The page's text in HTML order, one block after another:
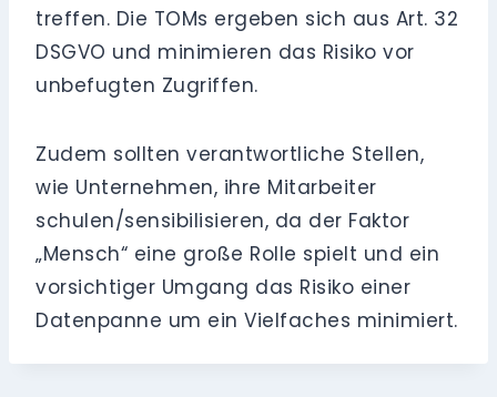
treffen. Die TOMs ergeben sich aus Art. 32
DSGVO und minimieren das Risiko vor
unbefugten Zugriffen.
Zudem sollten verantwortliche Stellen,
wie Unternehmen, ihre Mitarbeiter
schulen/sensibilisieren, da der Faktor
„Mensch“ eine große Rolle spielt und ein
vorsichtiger Umgang das Risiko einer
Datenpanne um ein Vielfaches minimiert.